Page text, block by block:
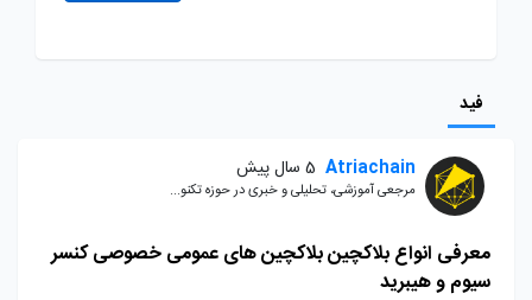
فید
Atriachain 5 سال پیش
مرجعی آموزشی، تحلیلی و خبری در حوزه تکنو...
معرفی انواع بلاکچین بلاکچین های عمومی خصوصی کنسر
سیوم و هیبرید